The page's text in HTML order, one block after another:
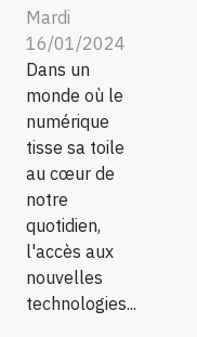
Mardi
16/01/2024
Dans un
monde où le
numérique
tisse sa toile
au cœur de
notre
quotidien,
l'accès aux
nouvelles
technologies...